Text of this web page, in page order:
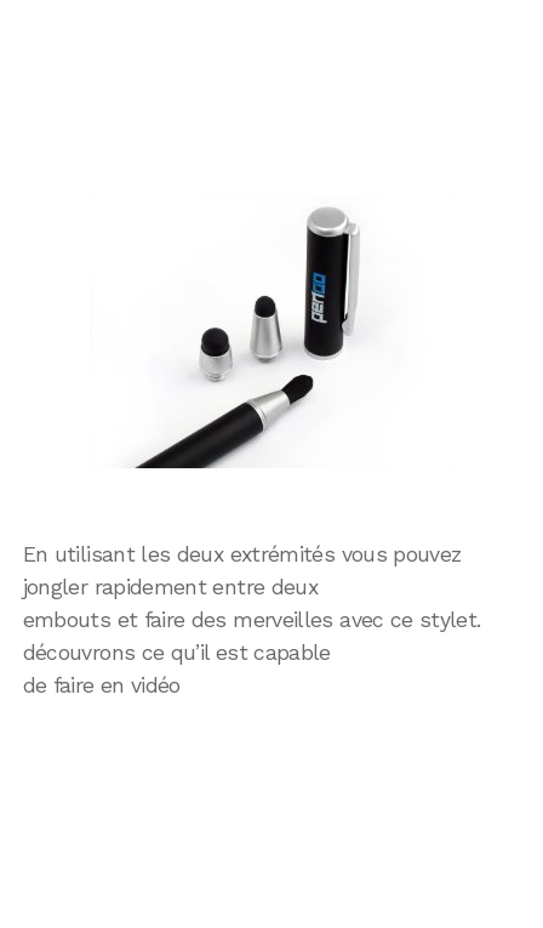
En utilisant les deux extrémités vous pouvez
jongler rapidement entre deux
embouts et faire des merveilles avec ce stylet.
découvrons ce qu’il est capable
de faire en vidéo